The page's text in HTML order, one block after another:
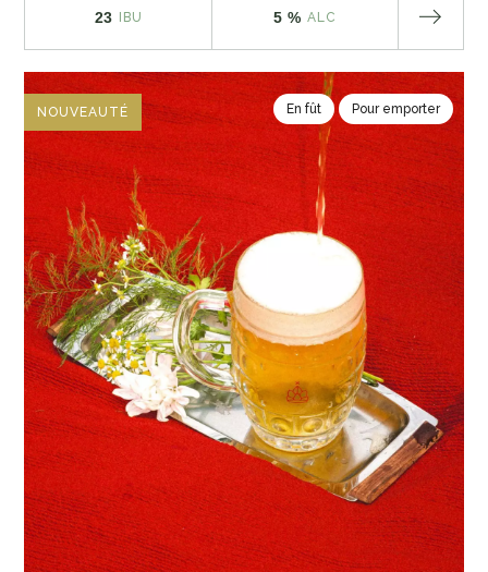
23 IBU 5 % ALC
NOUVEAUTÉ En fût Pour emporter